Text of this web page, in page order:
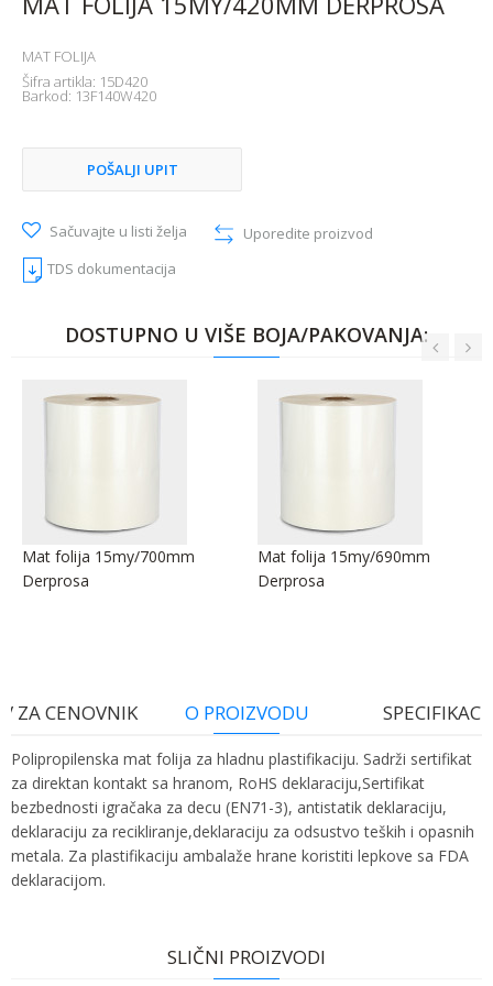
MAT FOLIJA
Šifra artikla: 15D420
Barkod: 13F140W420
POŠALJI UPIT
Sačuvajte u listi želja
Uporedite proizvod
TDS dokumentacija
DOSTUPNO U VIŠE BOJA/PAKOVANJA:
Mat folija 15my/700mm
Derprosa
Mat folija 15my/690mm
Derprosa
ZA CENOVNIK O PROIZVODU
Polipropilenska mat folija za hladnu plastifikaciju. Sadrži sertifikat
za direktan kontakt sa hranom, RoHS deklaraciju,Sertifikat
bezbednosti igračaka za decu (EN71-3), antistatik deklaraciju,
deklaraciju za recikliranje,deklaraciju za odsustvo teških i opasnih
metala. Za plastifikaciju ambalaže hrane koristiti lepkove sa FDA
deklaracijom.
SLIČNI PROIZVODI